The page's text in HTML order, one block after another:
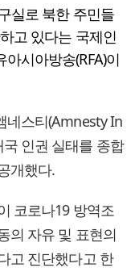
실로 북한 주민들
고 있다는 국제인
시아방송(RFA)이
네스티(Amnesty In
인권 실태를 종합
개했다.
코로나19 방역조
의 자유 및 표현의
고 진단했다고 한